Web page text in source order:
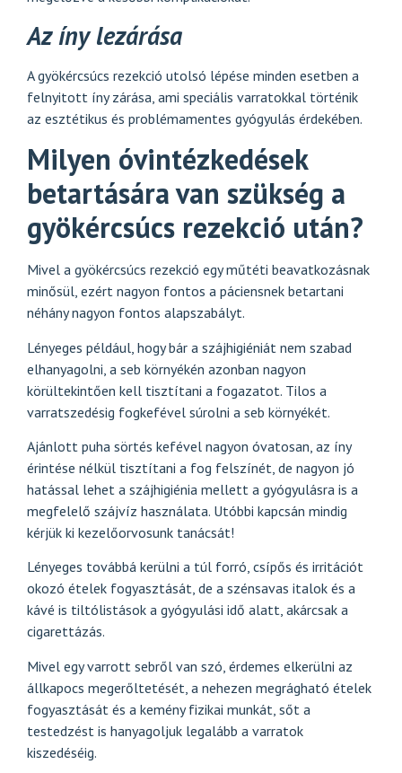
Az íny lezárása
A gyökércsúcs rezekció utolsó lépése minden esetben a
felnyitott íny zárása, ami speciális varratokkal történik
az esztétikus és problémamentes gyógyulás érdekében.
Milyen óvintézkedések
betartására van szükség a
gyökércsúcs rezekció után?
Mivel a gyökércsúcs rezekció egy műtéti beavatkozásnak
minősül, ezért nagyon fontos a páciensnek betartani
néhány nagyon fontos alapszabályt.
Lényeges például, hogy bár a szájhigiéniát nem szabad
elhanyagolni, a seb környékén azonban nagyon
körültekintően kell tisztítani a fogazatot. Tilos a
varratszedésig fogkefével súrolni a seb környékét.
Ajánlott puha sörtés kefével nagyon óvatosan, az íny
érintése nélkül tisztítani a fog felszínét, de nagyon jó
hatással lehet a szájhigiénia mellett a gyógyulásra is a
megfelelő szájvíz használata. Utóbbi kapcsán mindig
kérjük ki kezelőorvosunk tanácsát!
Lényeges továbbá kerülni a túl forró, csípős és irritációt
okozó ételek fogyasztását, de a szénsavas italok és a
kávé is tiltólistások a gyógyulási idő alatt, akárcsak a
cigarettázás.
Mivel egy varrott sebről van szó, érdemes elkerülni az
állkapocs megerőltetését, a nehezen megrágható ételek
fogyasztását és a kemény fizikai munkát, sőt a
testedzést is hanyagoljuk legalább a varratok
kiszedéséig.